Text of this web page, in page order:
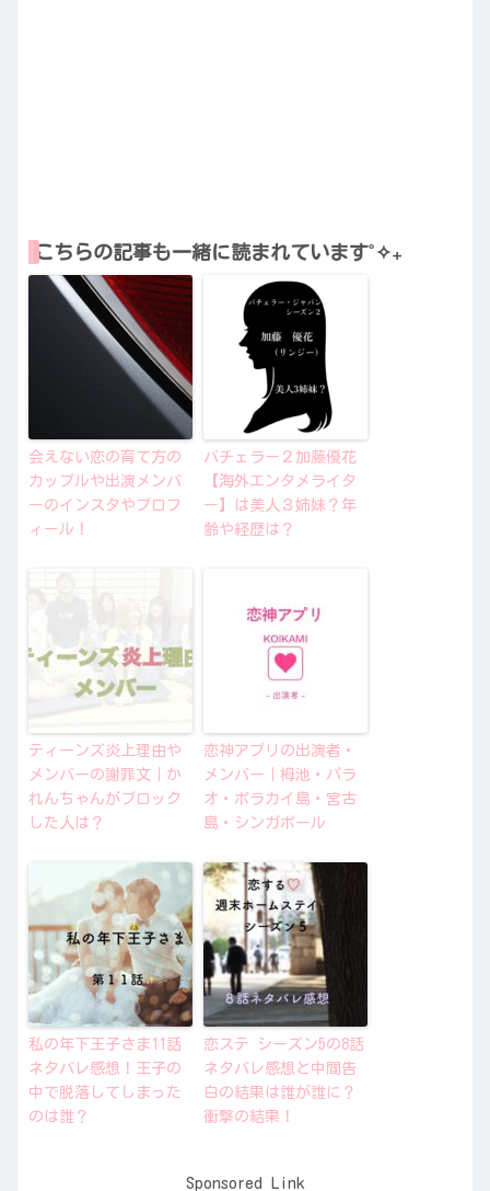
こちらの記事も一緒に読まれています˚✧₊
会えない恋の育て方の
カップルや出演メンバ
ーのインスタやプロフ
ィール！
バチェラー２加藤優花
【海外エンタメライタ
ー】は美人３姉妹？年
齢や経歴は？
ティーンズ炎上理由や
メンバーの謝罪文｜か
れんちゃんがブロック
した人は？
恋神アプリの出演者・
メンバー｜栂池・パラ
オ・ボラカイ島・宮古
島・シンガポール
私の年下王子さま11話
ネタバレ感想！王子の
中で脱落してしまった
のは誰？
恋ステ シーズン5の8話
ネタバレ感想と中間告
白の結果は誰が誰に？
衝撃の結果！
Sponsored Link